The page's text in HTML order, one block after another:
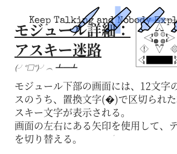
Keep Talking and Nobody
モジュール詳細：
アスキー迷路
(╯°□°)╯︵ ┻━┻
モジュール下部の画面には、12文字
スのうち、置換文字(�)で区切られ
スキー文字が表示される。
画面の左右にある矢印を使用して、
を切り替える。